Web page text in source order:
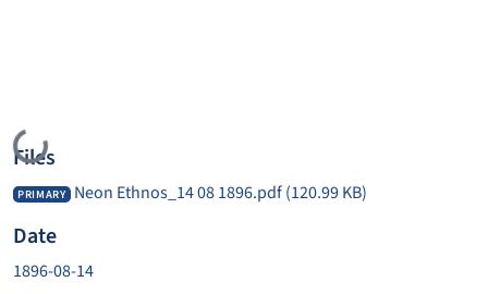
Loading...
Files
PRIMARY Neon Ethnos_14 08 1896.pdf(120.99 KB)
Date
1896-08-14